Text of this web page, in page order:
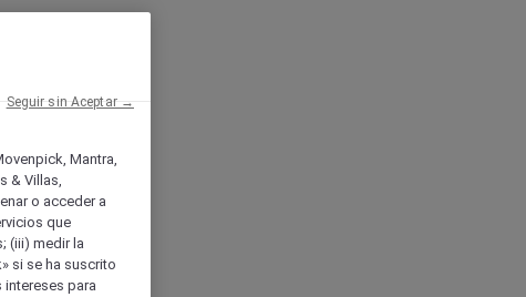
Mantra,
& Villas,
o acceder a
que
(iii) medir la
si se ha suscrito
intereses para
Seguir sin Aceptar →